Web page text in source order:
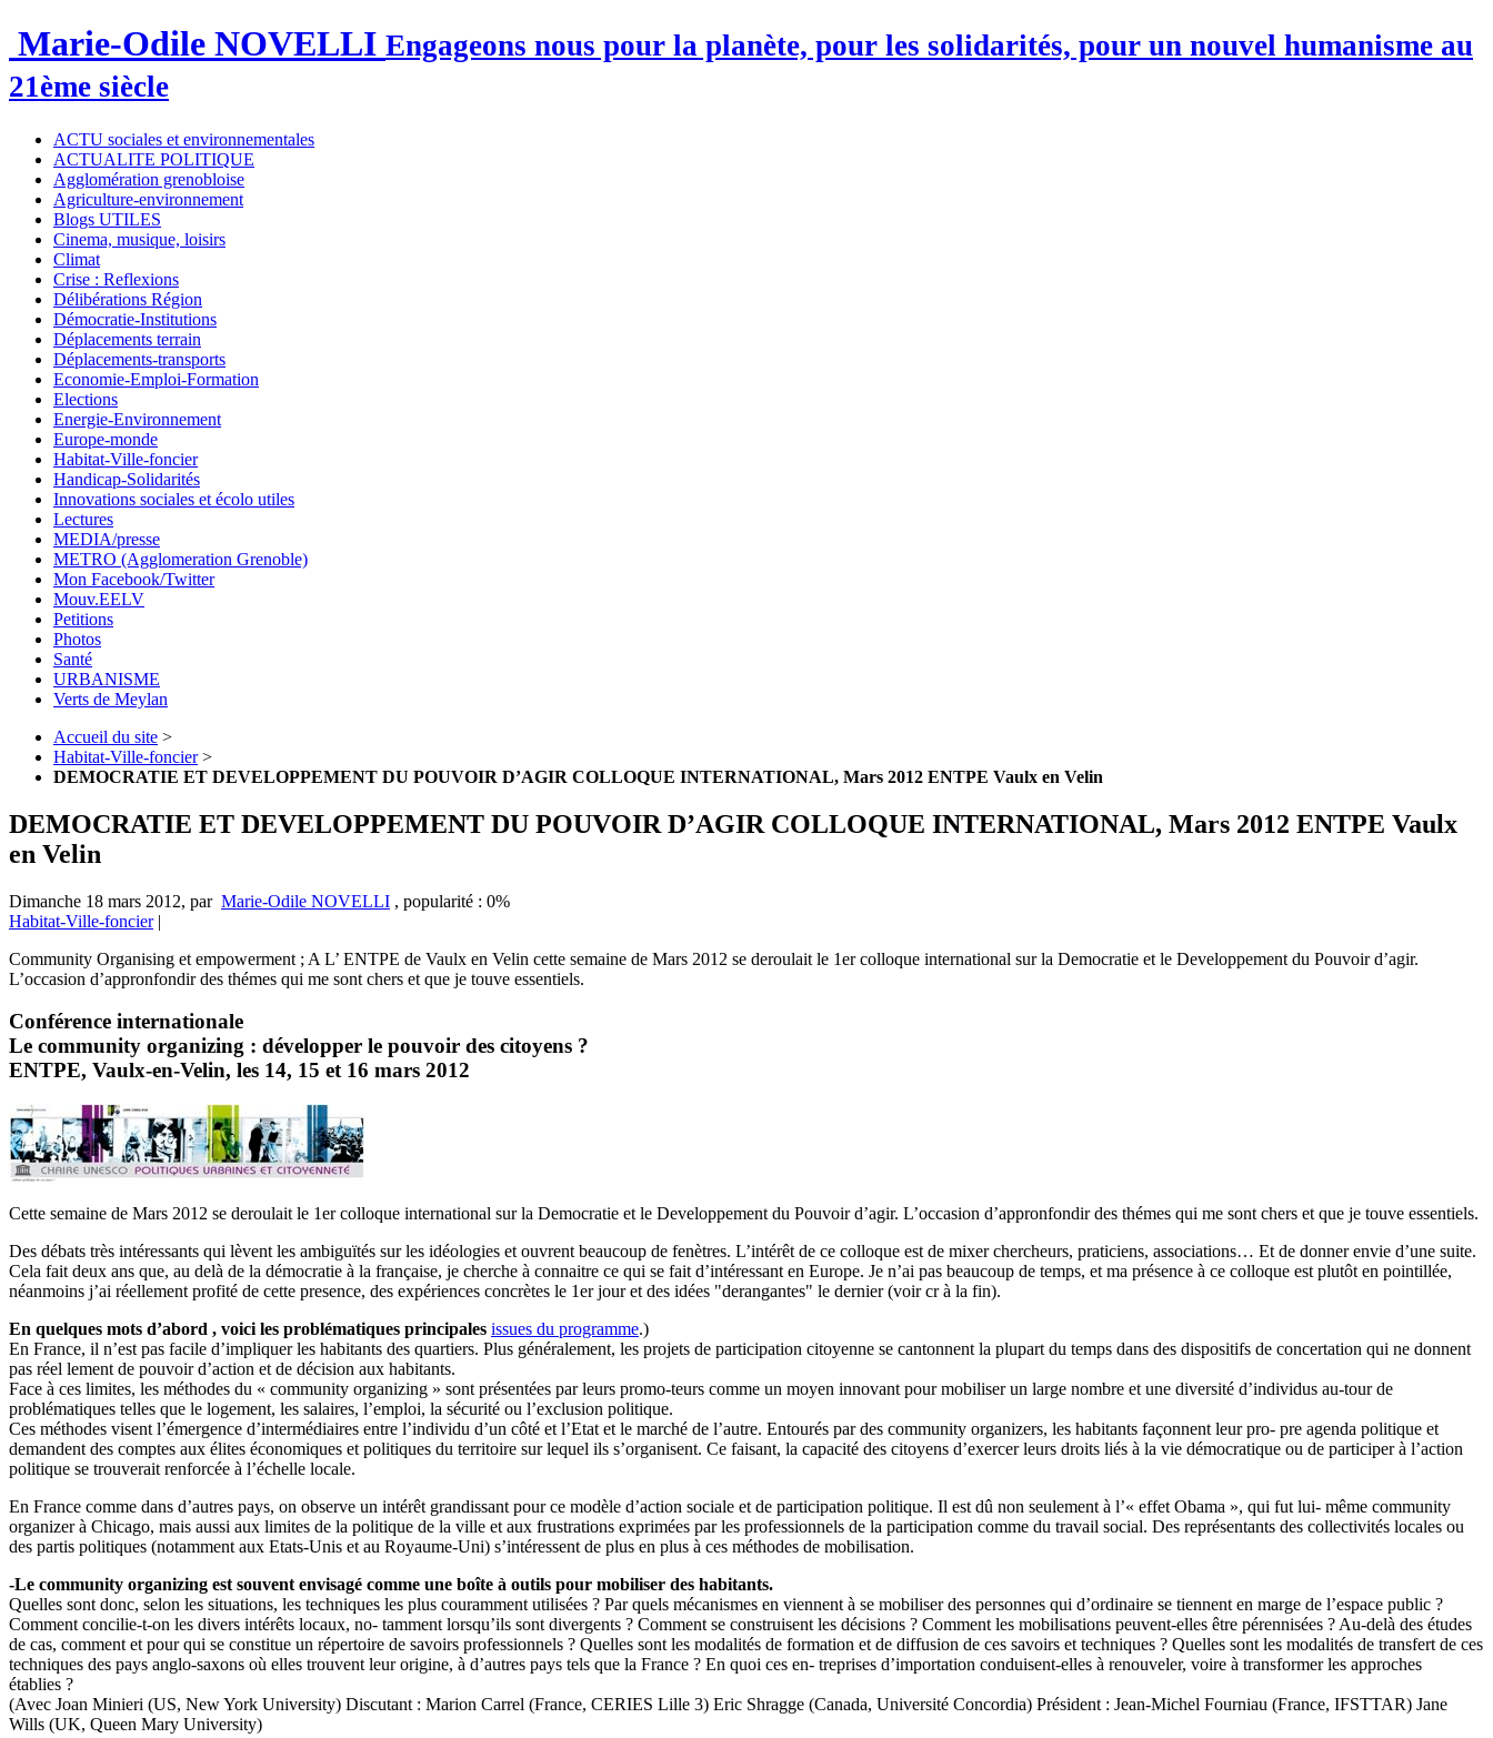
Marie-Odile NOVELLI Engageons nous pour la planète, pour les solidarités, pour un nouvel humanisme au
21ème siècle
ACTU sociales et environnementales
ACTUALITE POLITIQUE
Agglomération grenobloise
Agriculture-environnement
Blogs UTILES
Cinema, musique, loisirs
Climat
Crise : Reflexions
Délibérations Région
Démocratie-Institutions
Déplacements terrain
Déplacements-transports
Economie-Emploi-Formation
Elections
Energie-Environnement
Europe-monde
Habitat-Ville-foncier
Handicap-Solidarités
Innovations sociales et écolo utiles
Lectures
MEDIA/presse
METRO (Agglomeration Grenoble)
Mon Facebook/Twitter
Mouv.EELV
Petitions
Photos
Santé
URBANISME
Verts de Meylan
Accueil du site >
Habitat-Ville-foncier >
DEMOCRATIE ET DEVELOPPEMENT DU POUVOIR D’AGIR COLLOQUE INTERNATIONAL, Mars 2012 ENTPE Vaulx en Velin
DEMOCRATIE ET DEVELOPPEMENT DU POUVOIR D’AGIR COLLOQUE INTERNATIONAL, Mars 2012 ENTPE Vaulx
en Velin
Dimanche 18 mars 2012, par Marie-Odile NOVELLI , popularité : 0%
Habitat-Ville-foncier|
Community Organising et empowerment ; A L’ ENTPE de Vaulx en Velin cette semaine de Mars 2012 se deroulait le 1er colloque international sur la Democratie et le Developpement du Pouvoir d’agir.
L’occasion d’appronfondir des thémes qui me sont chers et que je touve essentiels.
Conférence internationale
Le community organizing : développer le pouvoir des citoyens ?
ENTPE, Vaulx-en-Velin, les 14, 15 et 16 mars 2012
Cette semaine de Mars 2012 se deroulait le 1er colloque international sur la Democratie et le Developpement du Pouvoir d’agir. L’occasion d’appronfondir des thémes qui me sont chers et que je touve essentiels.
Des débats très intéressants qui lèvent les ambiguïtés sur les idéologies et ouvrent beaucoup de fenètres. L’intérêt de ce colloque est de mixer chercheurs, praticiens, associations… Et de donner envie d’une suite.
Cela fait deux ans que, au delà de la démocratie à la française, je cherche à connaitre ce qui se fait d’intéressant en Europe. Je n’ai pas beaucoup de temps, et ma présence à ce colloque est plutôt en pointillée,
néanmoins j’ai réellement profité de cette presence, des expériences concrètes le 1er jour et des idées "derangantes" le dernier (voir cr à la fin).
En quelques mots d’abord , voici les problématiques principales issues du programme.)
En France, il n’est pas facile d’impliquer les habitants des quartiers. Plus généralement, les projets de participation citoyenne se cantonnent la plupart du temps dans des dispositifs de concertation qui ne donnent
pas réel lement de pouvoir d’action et de décision aux habitants.
Face à ces limites, les méthodes du « community organizing » sont présentées par leurs promo-teurs comme un moyen innovant pour mobiliser un large nombre et une diversité d’individus au-tour de
problématiques telles que le logement, les salaires, l’emploi, la sécurité ou l’exclusion politique.
Ces méthodes visent l’émergence d’intermédiaires entre l’individu d’un côté et l’Etat et le marché de l’autre. Entourés par des community organizers, les habitants façonnent leur pro- pre agenda politique et
demandent des comptes aux élites économiques et politiques du territoire sur lequel ils s’organisent. Ce faisant, la capacité des citoyens d’exercer leurs droits liés à la vie démocratique ou de participer à l’action
politique se trouverait renforcée à l’échelle locale.
En France comme dans d’autres pays, on observe un intérêt grandissant pour ce modèle d’action sociale et de participation politique. Il est dû non seulement à l’« effet Obama », qui fut lui- même community
organizer à Chicago, mais aussi aux limites de la politique de la ville et aux frustrations exprimées par les professionnels de la participation comme du travail social. Des représentants des collectivités locales ou
des partis politiques (notamment aux Etats-Unis et au Royaume-Uni) s’intéressent de plus en plus à ces méthodes de mobilisation.
-Le community organizing est souvent envisagé comme une boîte à outils pour mobiliser des habitants.
Quelles sont donc, selon les situations, les techniques les plus couramment utilisées ? Par quels mécanismes en viennent à se mobiliser des personnes qui d’ordinaire se tiennent en marge de l’espace public ?
Comment concilie-t-on les divers intérêts locaux, no- tamment lorsqu’ils sont divergents ? Comment se construisent les décisions ? Comment les mobilisations peuvent-elles être pérennisées ? Au-delà des études
de cas, comment et pour qui se constitue un répertoire de savoirs professionnels ? Quelles sont les modalités de formation et de diffusion de ces savoirs et techniques ? Quelles sont les modalités de transfert de ces
techniques des pays anglo-saxons où elles trouvent leur origine, à d’autres pays tels que la France ? En quoi ces en- treprises d’importation conduisent-elles à renouveler, voire à transformer les approches
établies ?
(Avec Joan Minieri (US, New York University) Discutant : Marion Carrel (France, CERIES Lille 3) Eric Shragge (Canada, Université Concordia) Président : Jean-Michel Fourniau (France, IFSTTAR) Jane
Wills (UK, Queen Mary University)